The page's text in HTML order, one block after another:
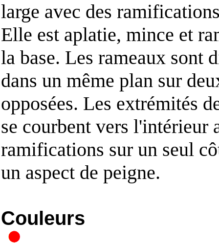
large avec des
Elle est aplatie, mince et
la base. Les rameaux sont
dans un même plan sur
opposées. Les extrémités
se courbent vers l'intérieur
ramifications sur un seul
un aspect de peigne.
Couleurs